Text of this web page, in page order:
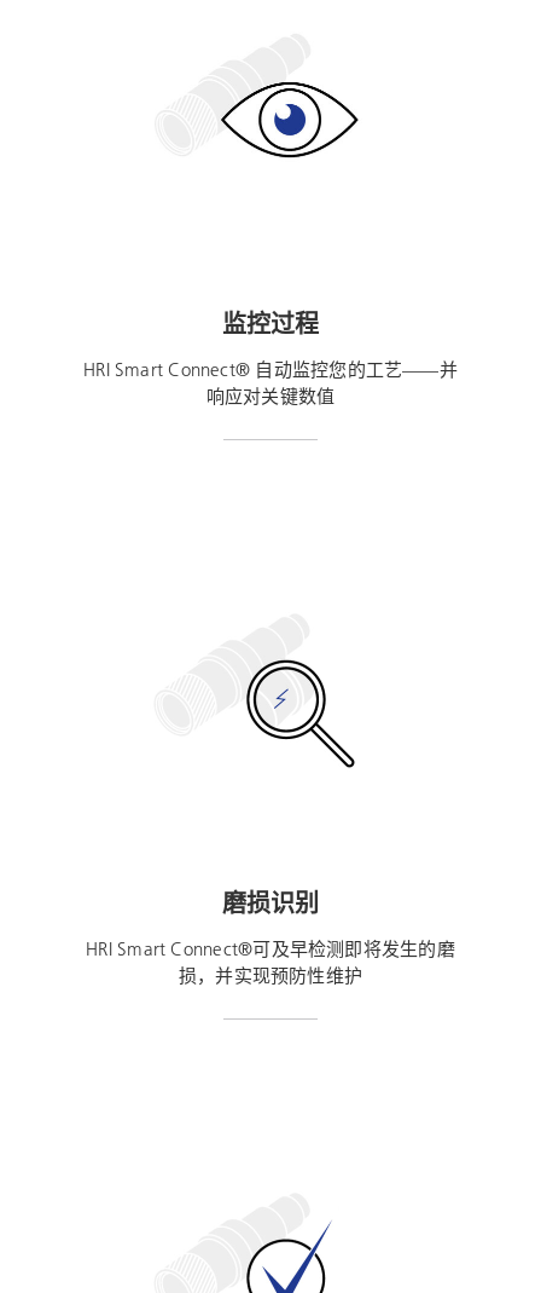
监控过程
HRI Smart Connect® 自动监控您的工艺——并
响应对关键数值
磨损识别
HRI Smart Connect®可及早检测即将发生的磨
损，并实现预防性维护